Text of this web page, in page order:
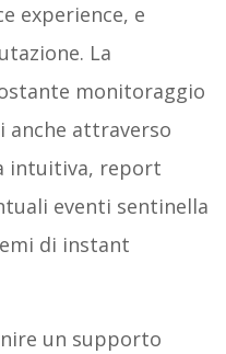
experience, e
La
monitoraggio
attraverso
intuitiva, report
eventi sentinella
di instant
un supporto